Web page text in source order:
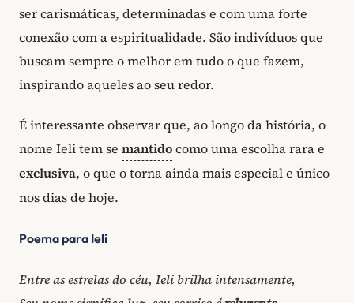
ser carismáticas, determinadas e com uma forte
conexão com a espiritualidade. São indivíduos que
buscam sempre o melhor em tudo o que fazem,
inspirando aqueles ao seu redor.
É interessante observar que, ao longo da história, o
nome Ieli tem se mantidocomo uma escolha rara e
exclusiva, o que o torna ainda mais especial e único
nos dias de hoje.
Poema para Ieli
Entre as estrelas do céu, Ieli brilha intensamente,